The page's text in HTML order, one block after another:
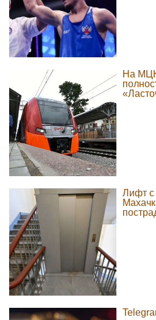
На МЦК
Лифт с